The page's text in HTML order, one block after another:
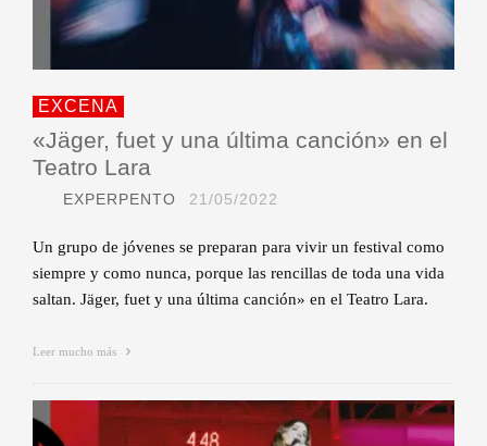
EXCENA
«Jäger, fuet y una última canción» en el
Teatro Lara
EXPERPENTO 21/05/2022
Un grupo de jóvenes se preparan para vivir un festival como
siempre y como nunca, porque las rencillas de toda una vida
saltan. Jäger, fuet y una última canción» en el Teatro Lara.
Leer mucho más